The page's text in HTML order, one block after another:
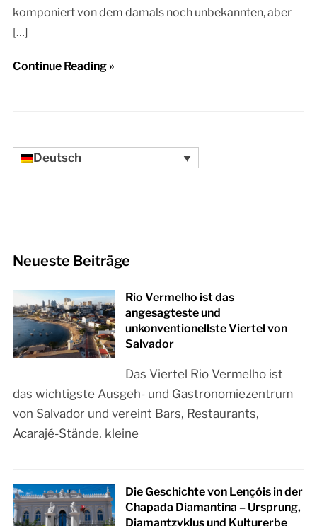
komponiert von dem damals noch unbekannten, aber
[…]
Continue Reading »
Deutsch
Neueste Beiträge
Rio Vermelho ist das
angesagteste und
unkonventionellste Viertel von
Salvador
Das Viertel Rio Vermelho ist
das wichtigste Ausgeh- und Gastronomiezentrum
von Salvador und vereint Bars, Restaurants,
Acarajé-Stände, kleine
Die Geschichte von Lençóis in der
Chapada Diamantina – Ursprung,
Diamantzyklus und Kulturerbe